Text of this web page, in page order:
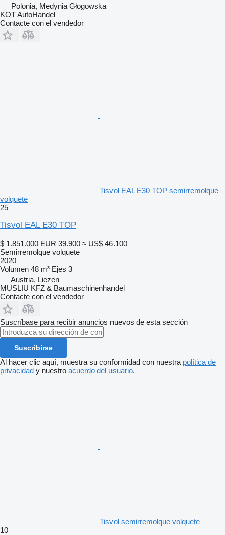
Polonia, Medynia Głogowska
KOT AutoHandel
Contacte con el vendedor
Tisvol EAL E30 TOP semirremolque
volquete
25
Tisvol EAL E30 TOP
$ 1.851.000 EUR 39.900 ≈ US$ 46.100
Semirremolque volquete
2020
Volumen 48 m³ Ejes 3
Austria, Liezen
MUSLIU KFZ & Baumaschinenhandel
Contacte con el vendedor
Suscríbase para recibir anuncios nuevos de esta sección
Suscribirse
Al hacer clic aquí, muestra su conformidad con nuestra política de
privacidad y nuestro acuerdo del usuario.
Tisvol semirremolque volquete
10